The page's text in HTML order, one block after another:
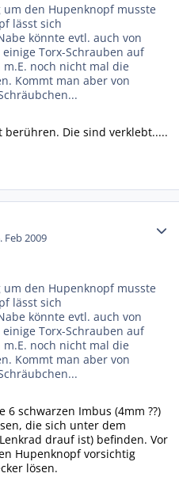
den Hupenknopf musste
lässt sich
könnte evtl. auch von
Torx-Schrauben auf
noch nicht mal die
Kommt man aber von
berühren. Die sind verklebt.....
Feb 2009
den Hupenknopf musste
lässt sich
könnte evtl. auch von
Torx-Schrauben auf
noch nicht mal die
Kommt man aber von
schwarzen Imbus (4mm ??)
die sich unter dem
drauf ist) befinden. Vor
Hupenknopf vorsichtig
lösen.